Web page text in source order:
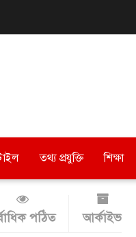
তথ্য প্রযুক্তি শিক্ষা
পঠিত আর্কাইভ